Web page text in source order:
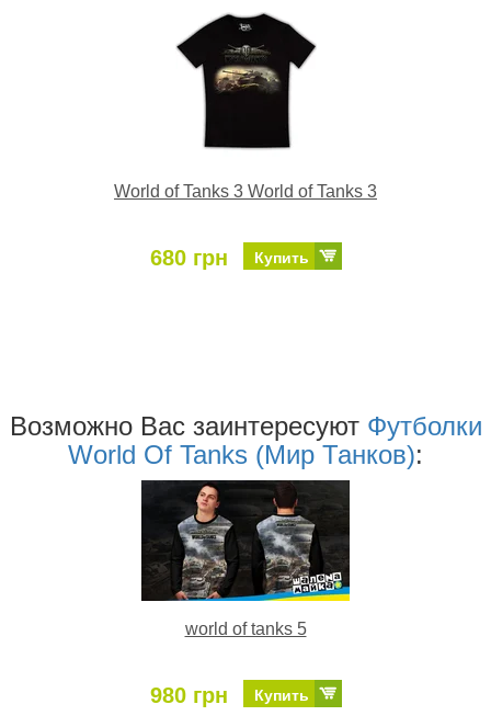
World of Tanks 3 World of Tanks 3
680 грн Купить
Возможно Ваc заинтересуют Футболки
World Of Tanks (Мир Танков):
world of tanks 5
980 грн Купить